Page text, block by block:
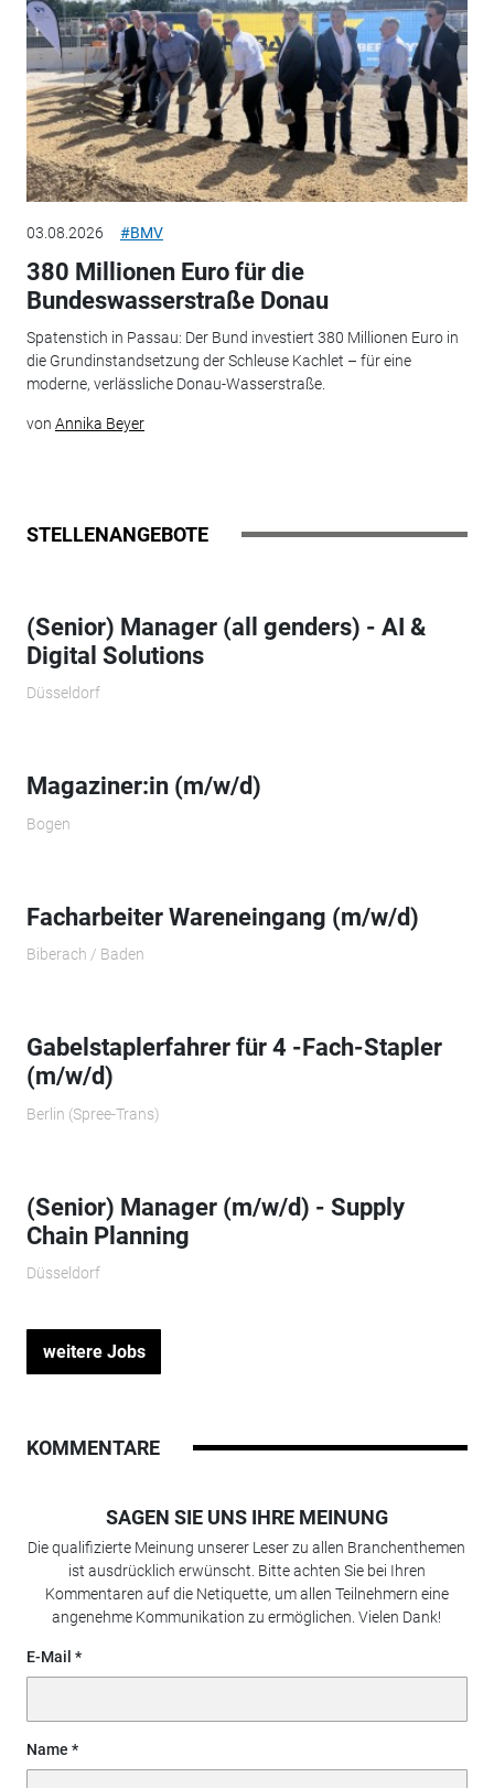
03.08.2026 #BMV
380 Millionen Euro für die
Bundeswasserstraße Donau
Spatenstich in Passau: Der Bund investiert 380 Millionen Euro in
die Grundinstandsetzung der Schleuse Kachlet – für eine
moderne, verlässliche Donau-Wasserstraße.
von Annika Beyer
STELLENANGEBOTE
(Senior) Manager (all genders) - AI &
Digital Solutions
Düsseldorf
Magaziner:in (m/w/d)
Bogen
Facharbeiter Wareneingang (m/w/d)
Biberach / Baden
Gabelstaplerfahrer für 4 -Fach-Stapler
(m/w/d)
Berlin (Spree-Trans)
(Senior) Manager (m/w/d) - Supply
Chain Planning
Düsseldorf
weitere Jobs
KOMMENTARE
SAGEN SIE UNS IHRE MEINUNG
Die qualifizierte Meinung unserer Leser zu allen Branchenthemen
ist ausdrücklich erwünscht. Bitte achten Sie bei Ihren
Kommentaren auf die Netiquette, um allen Teilnehmern eine
angenehme Kommunikation zu ermöglichen. Vielen Dank!
E-Mail
Name